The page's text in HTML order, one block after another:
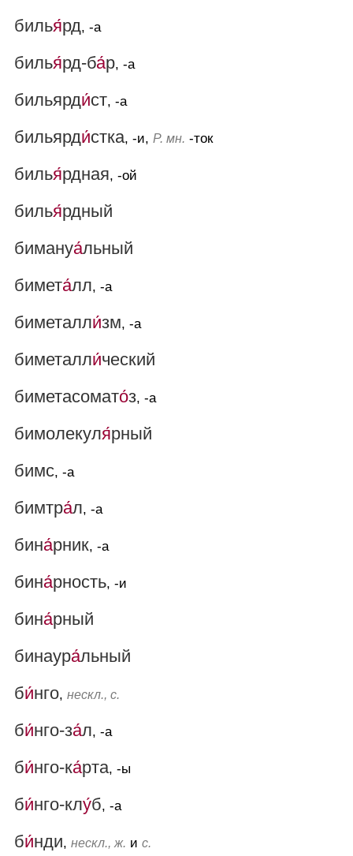
билья́рд, -а
билья́рд-ба́р, -а
бильярди́ст, -а
бильярди́стка, -и, Р. мн. -ток
билья́рдная, -ой
билья́рдный
бимануа́льный
бимета́лл, -а
биметалли́зм, -а
биметалли́ческий
биметасомато́з, -а
бимолекуля́рный
бимс, -а
бимтра́л, -а
бина́рник, -а
бина́рность, -и
бина́рный
бинаура́льный
би́нго, нескл., с.
би́нго-за́л, -а
би́нго-ка́рта, -ы
би́нго-клу́б, -а
би́нди, нескл., ж. и с.